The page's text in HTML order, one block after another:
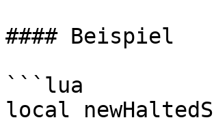
#### Beispiel
```lua
local